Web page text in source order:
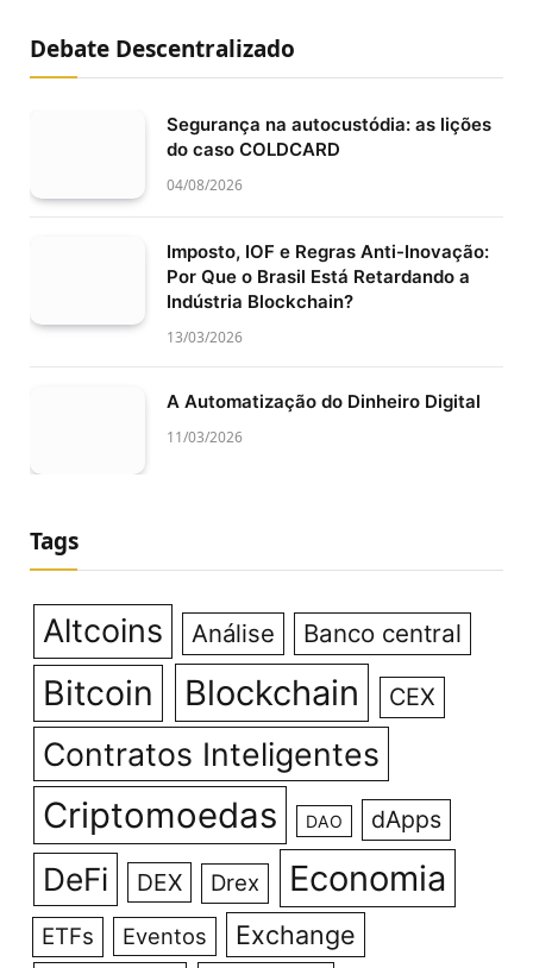
Debate Descentralizado
Segurança na autocustódia: as lições
do caso COLDCARD
04/08/2026
Imposto, IOF e Regras Anti-Inovação:
Por Que o Brasil Está Retardando a
Indústria Blockchain?
13/03/2026
A Automatização do Dinheiro Digital
11/03/2026
Tags
Altcoins Análise Banco central
Bitcoin Blockchain CEX
Contratos Inteligentes
Criptomoedas DAO dApps
DeFi DEX Drex Economia
ETFs Eventos Exchange